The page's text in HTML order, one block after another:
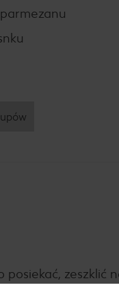
posiekać, zeszklić
chwilę dusić i